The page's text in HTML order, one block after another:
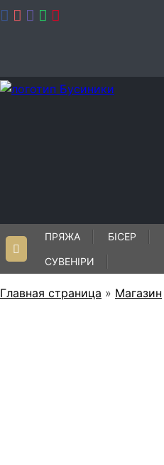
Skip
to
ПРЯЖА БІСЕР
СУВЕНІРИ
Главная страница » Магазин